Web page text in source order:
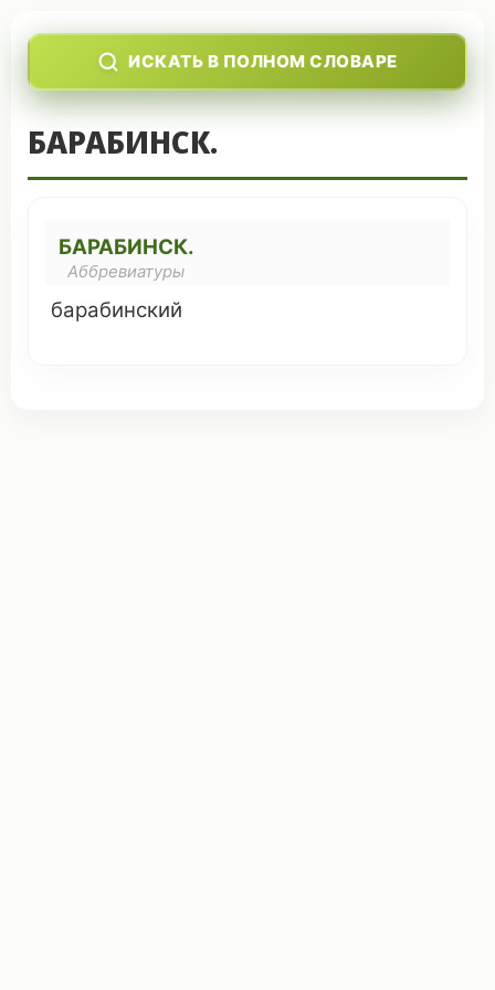
ИСКАТЬ В ПОЛНОМ СЛОВАРЕ
БАРАБИНСК.
БАРАБИНСК.
Аббревиатуры
барабинский